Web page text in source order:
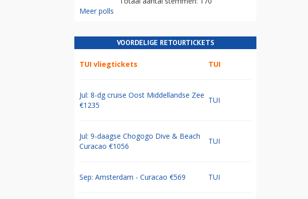
Meer polls
VOORDELIGE RETOURTICKETS
TUI vliegtickets TUI
Jul: 8-dg cruise Oost Middellandse Zee
€1235
TUI
Jul: 9-daagse Chogogo Dive & Beach
Curacao €1056
TUI
Sep: Amsterdam - Curacao €569 TUI